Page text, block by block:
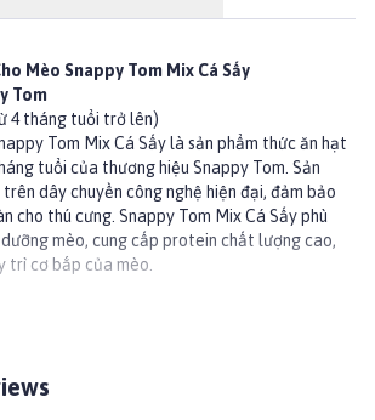
Mèo Snappy Tom Mix Cá Sấy
Tom
4 tháng tuổi trở lên)
Tom Mix Cá Sấy là sản phẩm thức ăn hạt
tuổi của thương hiệu Snappy Tom. Sản
dây chuyền công nghệ hiện đại, đảm bảo
cho thú cưng. Snappy Tom Mix Cá Sấy phù
dưỡng mèo, cung cấp protein chất lượng cao,
trì cơ bắp của mèo.